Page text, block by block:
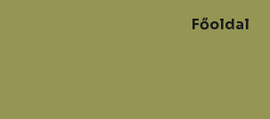
Főoldal